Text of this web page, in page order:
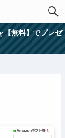
【無料】でプレゼ